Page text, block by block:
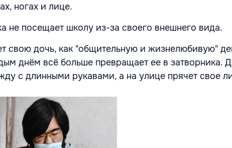
ногах и лице.
не посещает школу из-за своего внешнего вида.
свою дочь, как "общительную и жизнелюбивую"
днём всё больше превращает ее в затворника.
с длинными рукавами, а на улице прячет свое